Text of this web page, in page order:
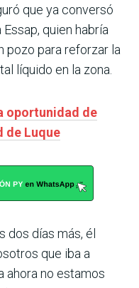
que ya conversó
quien habría
pozo para reforzar la
líquido en la zona.
oportunidad de
de Luque
dos días más, él
que iba a
ahora no estamos